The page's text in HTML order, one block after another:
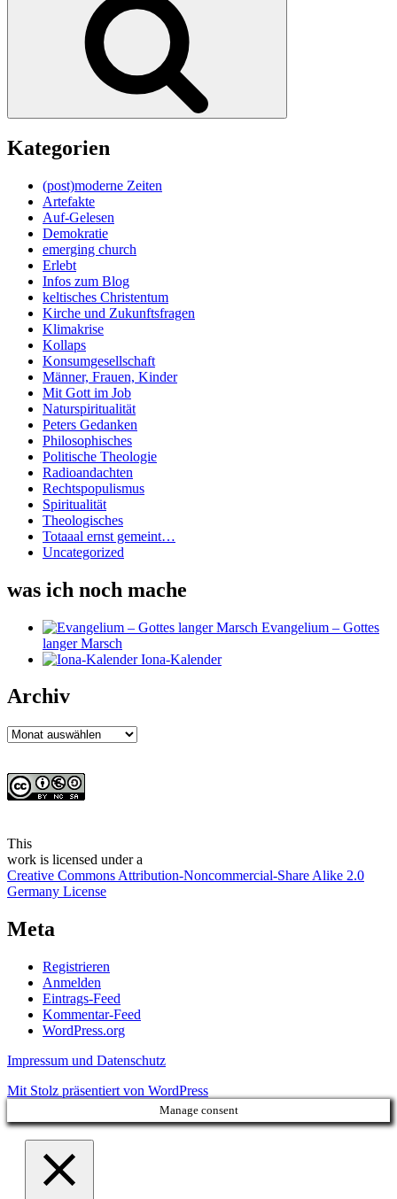
Kategorien
(post)moderne Zeiten
Artefakte
Auf-Gelesen
Demokratie
emerging church
Erlebt
Infos zum Blog
keltisches Christentum
Kirche und Zukunftsfragen
Klimakrise
Kollaps
Konsumgesellschaft
Männer, Frauen, Kinder
Mit Gott im Job
Naturspiritualität
Peters Gedanken
Philosophisches
Politische Theologie
Radioandachten
Rechtspopulismus
Spiritualität
Theologisches
Totaaal ernst gemeint…
Uncategorized
was ich noch mache
Evangelium – Gottes
langer Marsch
Iona-Kalender
Archiv
Archiv
This
work is licensed under a
Creative Commons Attribution-Noncommercial-Share Alike 2.0
Germany License
Meta
Registrieren
Anmelden
Eintrags-Feed
Kommentar-Feed
WordPress.org
Impressum und Datenschutz
Mit Stolz präsentiert von WordPress
Manage consent